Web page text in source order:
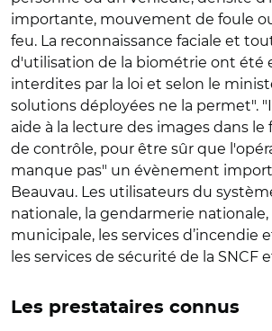
importante, mouvement de foule
feu. La reconnaissance faciale et
d'utilisation de la biométrie ont été
interdites par la loi et selon le
solutions déployées ne la permet".
aide à la lecture des images dans le
de contrôle, pour être sûr que
manque pas" un évènement
Beauvau. Les utilisateurs du
nationale, la gendarmerie nationale,
municipale, les services d’incendie
les services de sécurité de la SNCF
Les prestataires connus